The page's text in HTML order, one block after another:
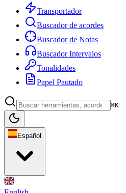
Transportador
Buscador de acordes
Buscador de Notas
Buscador Intervalos
Tonalidades
Papel Pautado
⌘K
Español